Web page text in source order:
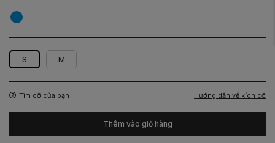
Xanh
S M
Tìm cỡ của bạn Hướng dẫn về kích cỡ
Thêm vào giỏ hàng